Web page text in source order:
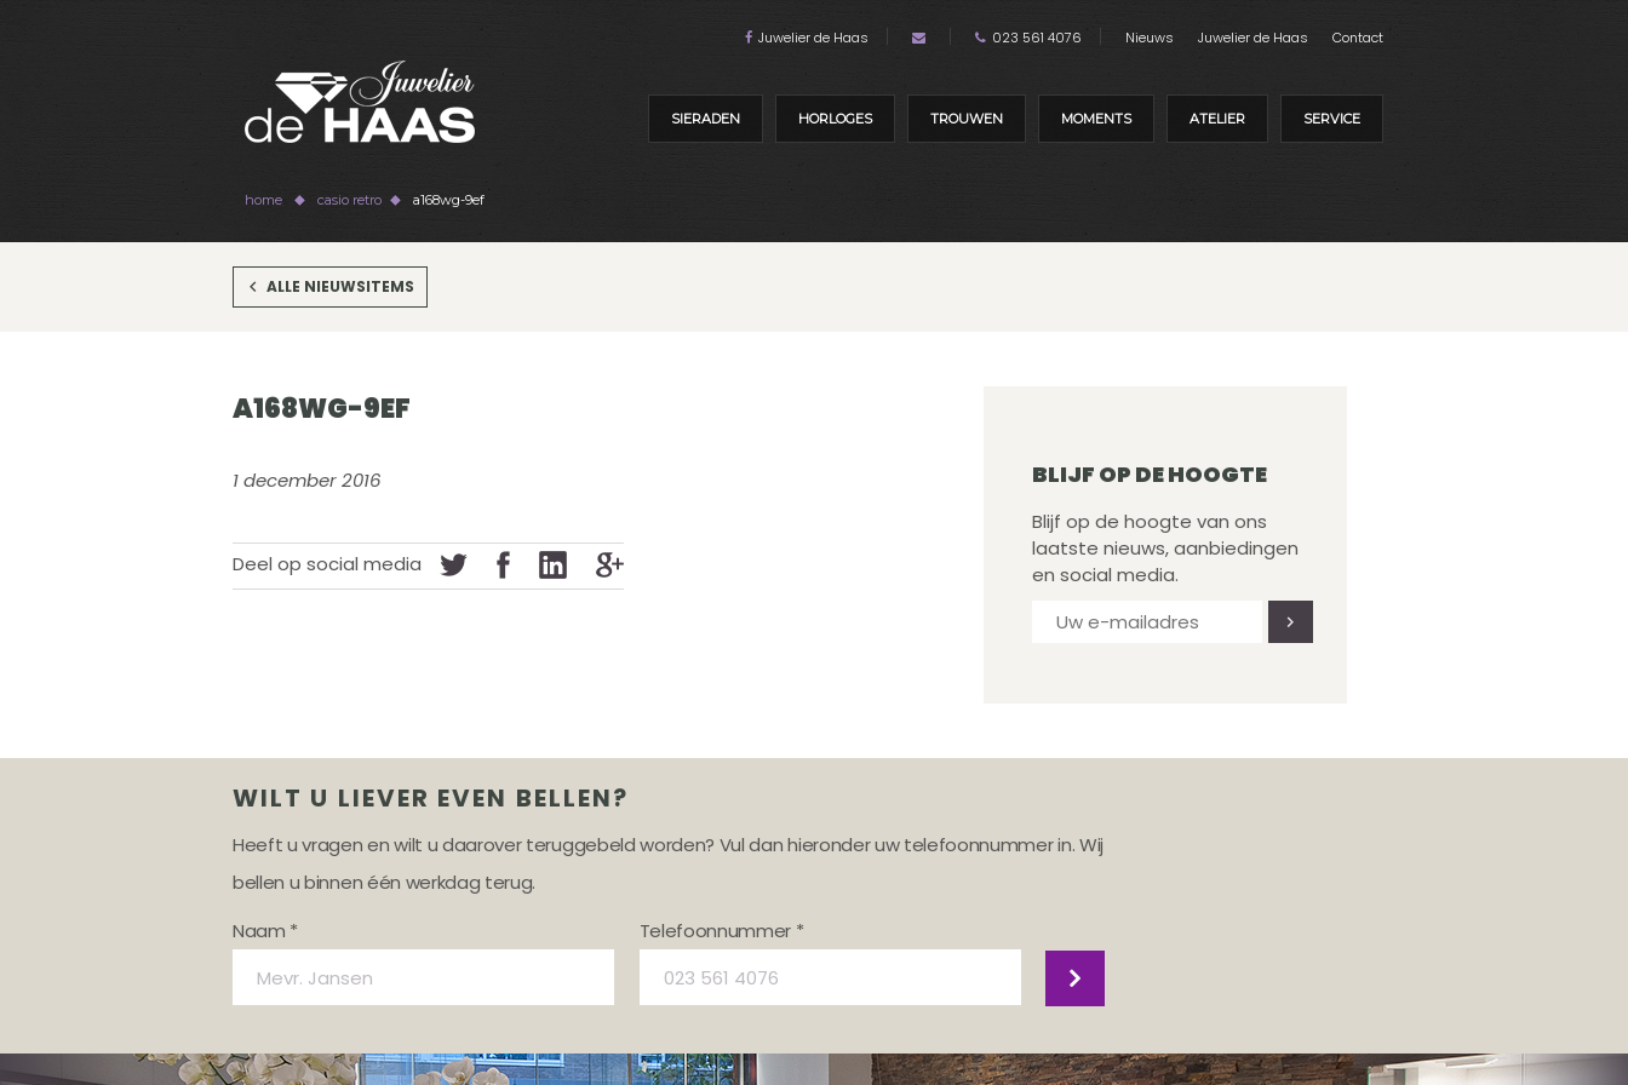
Juwelier de Haas 023 561 4076 Nieuws Juwelier de Haas Contact
SIERADEN HORLOGES TROUWEN MOMENTS ATELIER SERVICE
home casio retro a168wg-9ef
ALLE NIEUWSITEMS
A168WG-9EF
1 december 2016
Deel op social media
BLIJF OP DE HOOGTE
Blijf op de hoogte van ons
laatste nieuws, aanbiedingen
en social media.
WILT U LIEVER EVEN BELLEN?
Heeft u vragen en wilt u daarover teruggebeld worden? Vul dan hieronder uw telefoonnummer in. Wij
bellen u binnen één werkdag terug.
Naam *
Telefoonnummer *